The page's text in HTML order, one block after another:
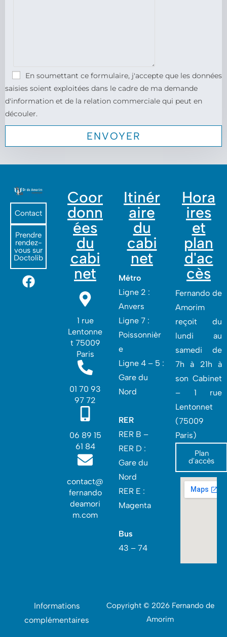
En soumettant ce formulaire, j'accepte que les données
saisies soient exploitées dans le cadre de ma demande
d'information et de la relation commerciale qui peut en
découler.
Contact
Prendre
rendez-
vous sur
Doctolib
Coor
donn
ées
du
cabi
net
1 rue
Lentonne
t 75009
Paris
01 70 93
97 72
06 89 15
61 84
contact@
fernando
deamori
m.com
Itinér
aire
du
cabi
net
Métro
Ligne 2 :
Anvers
Ligne 7 :
Poissonnièr
e
Ligne 4 – 5 :
Gare du
Nord
RER
RER B –
RER D :
Gare du
Nord‎
RER E :
Magenta
Bus
43 – 74
Hora
ires
et
plan
d'ac
cès
Fernando de
Amorim
reçoit du
lundi au
samedi de
7h à 21h à
son Cabinet
– 1 rue
Lentonnet
(75009
Paris)
Plan
d'accès
Informations
complémentaires
Copyright © 2026 Fernando de
Amorim